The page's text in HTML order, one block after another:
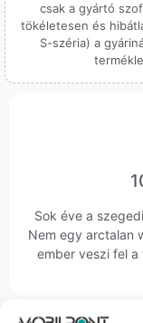
csak a gyártó
tökéletesen és
S-széria) a
Sok éve a
Nem egy arctalan
ember veszi fel a